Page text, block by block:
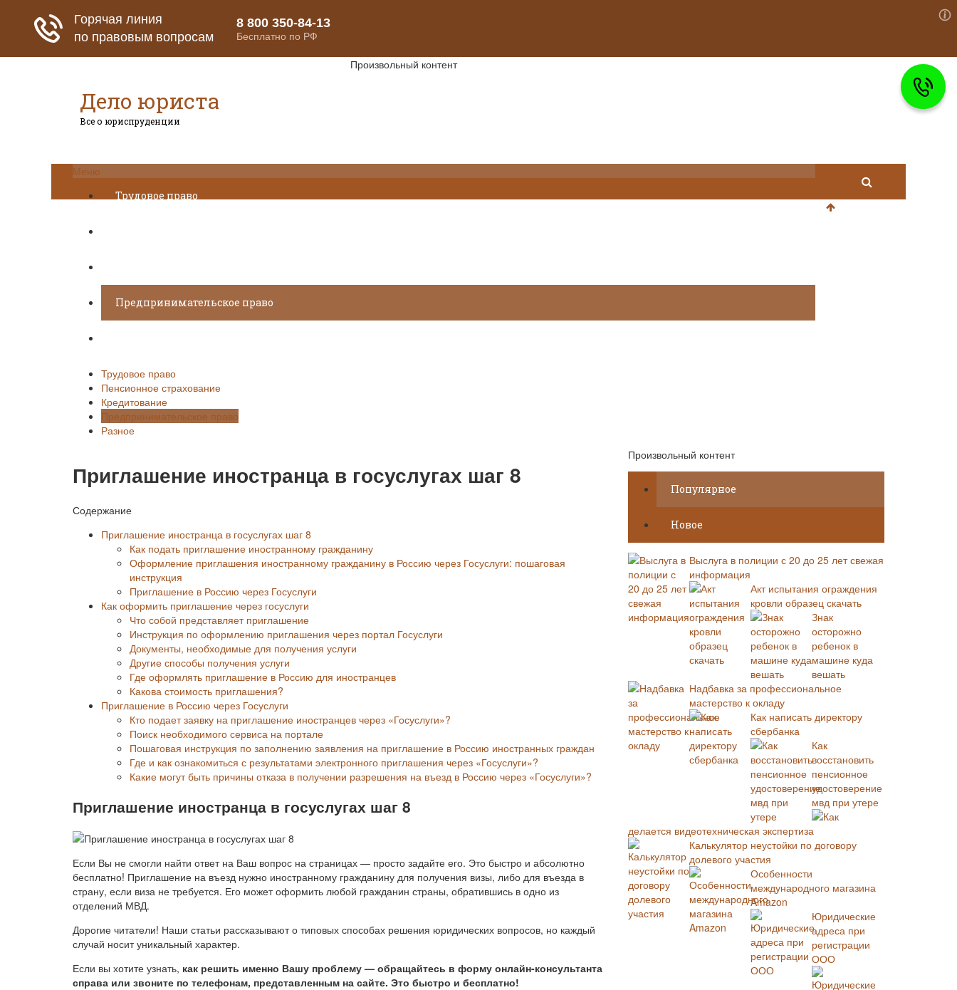
Дело юриста
Все о юриспруденции
Произвольный контент
Меню
Трудовое право
Предпринимательское право
Трудовое право
Пенсионное страхование
Кредитование
Предпринимательское право
Разное
Приглашение иностранца в госуслугах шаг 8
Содержание
Приглашение иностранца в госуслугах шаг 8
Как подать приглашение иностранному гражданину
Оформление приглашения иностранному гражданину в Россию через Госуслуги: пошаговая
инструкция
Приглашение в Россию через Госуслуги
Как оформить приглашение через госуслуги
Что собой представляет приглашение
Инструкция по оформлению приглашения через портал Госуслуги
Документы, необходимые для получения услуги
Другие способы получения услуги
Где оформлять приглашение в Россию для иностранцев
Какова стоимость приглашения?
Приглашение в Россию через Госуслуги
Кто подает заявку на приглашение иностранцев через «Госуслуги»?
Поиск необходимого сервиса на портале
Пошаговая инструкция по заполнению заявления на приглашение в Россию иностранных граждан
Где и как ознакомиться с результатами электронного приглашения через «Госуслуги»?
Какие могут быть причины отказа в получении разрешения на въезд в Россию через «Госуслуги»?
Приглашение иностранца в госуслугах шаг 8
Если Вы не смогли найти ответ на Ваш вопрос на страницах — просто задайте его. Это быстро и абсолютно
бесплатно! Приглашение на въезд нужно иностранному гражданину для получения визы, либо для въезда в
страну, если виза не требуется. Его может оформить любой гражданин страны, обратившись в одно из
отделений МВД.
Дорогие читатели! Наши статьи рассказывают о типовых способах решения юридических вопросов, но каждый
случай носит уникальный характер.
Если вы хотите узнать, как решить именно Вашу проблему — обращайтесь в форму онлайн-консультанта
справа или звоните по телефонам, представленным на сайте. Это быстро и бесплатно!
Произвольный контент
Популярное
Новое
Выслуга в полиции с 20 до 25 лет свежая
информация
Акт испытания ограждения
кровли образец скачать
Знак
осторожно
ребенок в
машине куда
вешать
Надбавка за профессиональное
мастерство к окладу
Как написать директору
сбербанка
Как
восстановить
пенсионное
удостоверение
мвд при утере
Как
делается видеотехническая экспертиза
Калькулятор неустойки по договору
долевого участия
Особенности
международного магазина
Amazon
Юридические
адреса при
регистрации
ООО